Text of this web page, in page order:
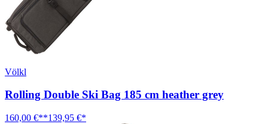
Völkl
Rolling Double Ski Bag 185 cm heather grey
160,00 €**139,95 €*